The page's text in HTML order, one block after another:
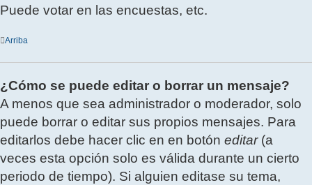
Puede votar en las encuestas, etc.
Arriba
¿Cómo se puede editar o borrar un mensaje?
A menos que sea administrador o moderador, solo
puede borrar o editar sus propios mensajes. Para
editarlos debe hacer clic en en botón editar(a
veces esta opción solo es válida durante un cierto
periodo de tiempo). Si alguien editase su tema,